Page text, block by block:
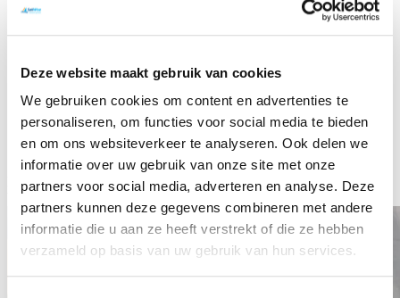
Deze website maakt gebruik van cookies
We gebruiken cookies om content en advertenties te
personaliseren, om functies voor social media te bieden
en om ons websiteverkeer te analyseren. Ook delen we
informatie over uw gebruik van onze site met onze
partners voor social media, adverteren en analyse. Deze
partners kunnen deze gegevens combineren met andere
informatie die u aan ze heeft verstrekt of die ze hebben
verzameld op basis van uw gebruik van hun services.
A261017A
Lichamelijke en/of zintuiglijke beperking (LZ)
Periode
17 - 21 okt 2026
Locatie
It Sailhûs | Beatrix
Deelnemers 8
Aant. dagen 5
Mogelijke alternatieven: Lichamelijke en/of zintuiglijke
beperking (LZ), It Sailhûs | Beatrix